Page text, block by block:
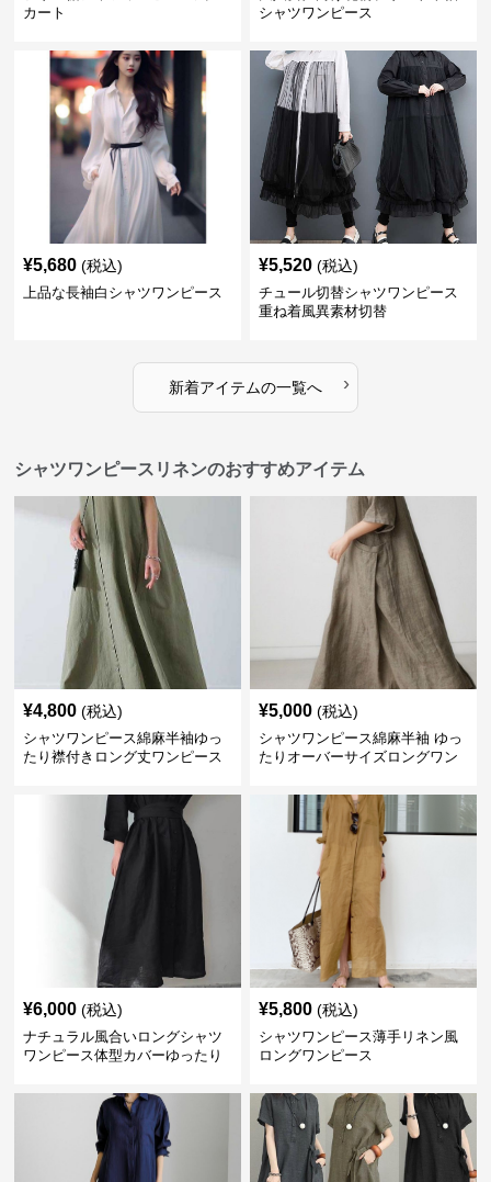
カート
シャツワンピース
¥5,680 (税込)
上品な長袖白シャツワンピース
¥5,520 (税込)
チュール切替シャツワンピース
重ね着風異素材切替
新着アイテムの一覧へ ›
シャツワンピースリネンのおすすめアイテム
¥4,800 (税込)
シャツワンピース綿麻半袖ゆっ
たり襟付きロング丈ワンピース
¥5,000 (税込)
シャツワンピース綿麻半袖 ゆっ
たりオーバーサイズロングワン
¥6,000 (税込)
ナチュラル風合いロングシャツ
ワンピース体型カバーゆったり
¥5,800 (税込)
シャツワンピース薄手リネン風
ロングワンピース